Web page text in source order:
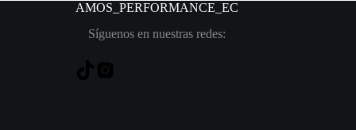
AMOS_PERFORMANCE _EC
Síguenos en nuestras redes: